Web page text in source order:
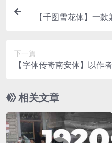
【千图雪花体】一
下一篇
【字体传奇南安体】以作
相关文章